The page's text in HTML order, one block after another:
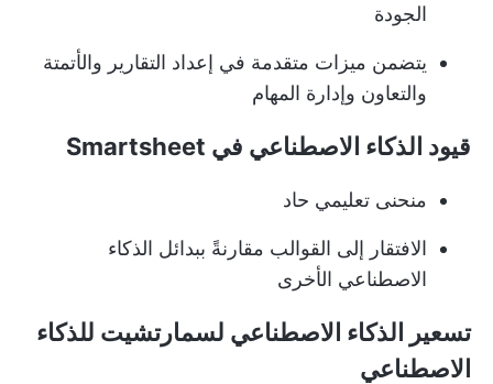
الجودة
يتضمن ميزات متقدمة في إعداد التقارير والأتمتة
والتعاون وإدارة المهام
قيود الذكاء الاصطناعي في Smartsheet
منحنى تعليمي حاد
الافتقار إلى القوالب مقارنةً ببدائل الذكاء
الاصطناعي الأخرى
تسعير الذكاء الاصطناعي لسمارتشيت للذكاء
الاصطناعي